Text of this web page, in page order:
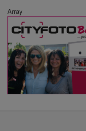
Array